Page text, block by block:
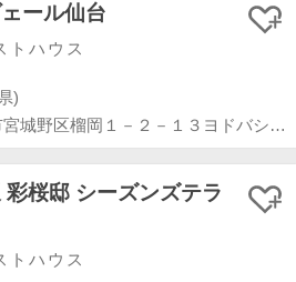
ール仙台
トハウス
)
宮城県仙台市宮城野区榴岡１－２－１３ヨドバシ仙台第２ビル８Ｆ
彩桜邸 シーズンズテラ
トハウス